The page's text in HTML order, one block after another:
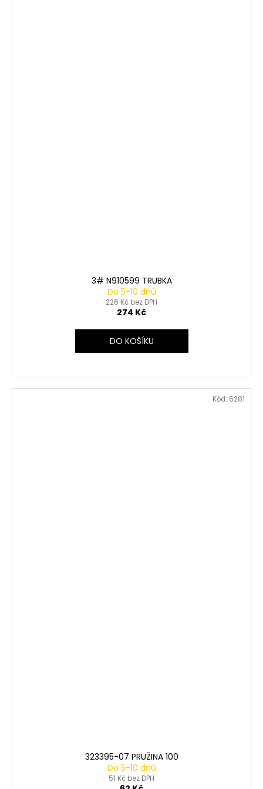
3# N910599 TRUBKA
Do 5-10 dnů
226 Kč bez DPH
274 Kč
DO KOŠÍKU
323395-07 PRUŽINA 100
Do 5-10 dnů
51 Kč bez DPH
Kód: 6281